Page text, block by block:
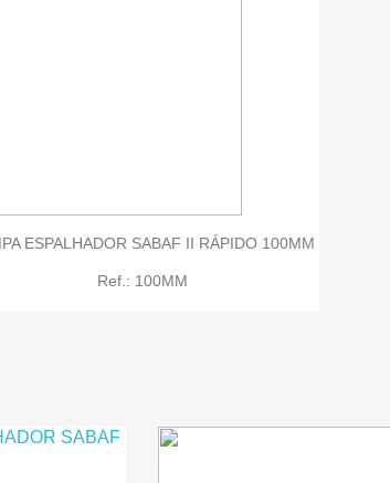
ESPALHADOR SABAF II RÁPIDO 100MM
Ref.: 100MM
 Quick view